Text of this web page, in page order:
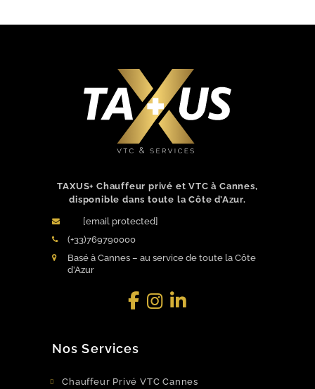
TAXUS+ Chauffeur privé et VTC à Cannes,
disponible dans toute la Côte d’Azur.
[email protected]
(+33)769790000
Basé à Cannes – au service de toute la Côte
d’Azur
Facebook
Instagram
Nos Services
Chauffeur Privé VTC Cannes